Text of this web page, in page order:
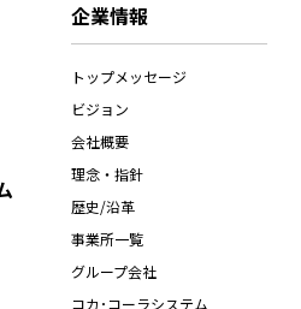
企業情報
トップメッセージ
ビジョン
会社概要
理念・指針
歴史/沿革
事業所一覧
グループ会社
コカ･コーラシステム